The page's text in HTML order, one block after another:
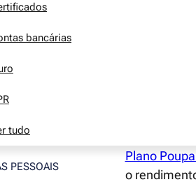
bancárias
tudo
PESSOAIS
Plano
o